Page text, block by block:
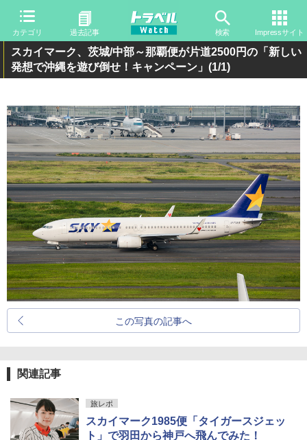
カテゴリ 過去記事 検索 Impressサイト
スカイマーク、茨城/中部～那覇便が片道2500円の「新しい
発想で沖縄を遊び倒せ！キャンペーン」 (1/1)
この写真の記事へ
関連記事
旅レポ
スカイマーク1985便「タイガースジェッ
ト」で羽田から神戸へ飛んでみた！